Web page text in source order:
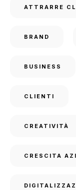
ATTRARRE
BRAND
BUSINESS
CLIENTI
CREATIVITÀ
CRESCITA